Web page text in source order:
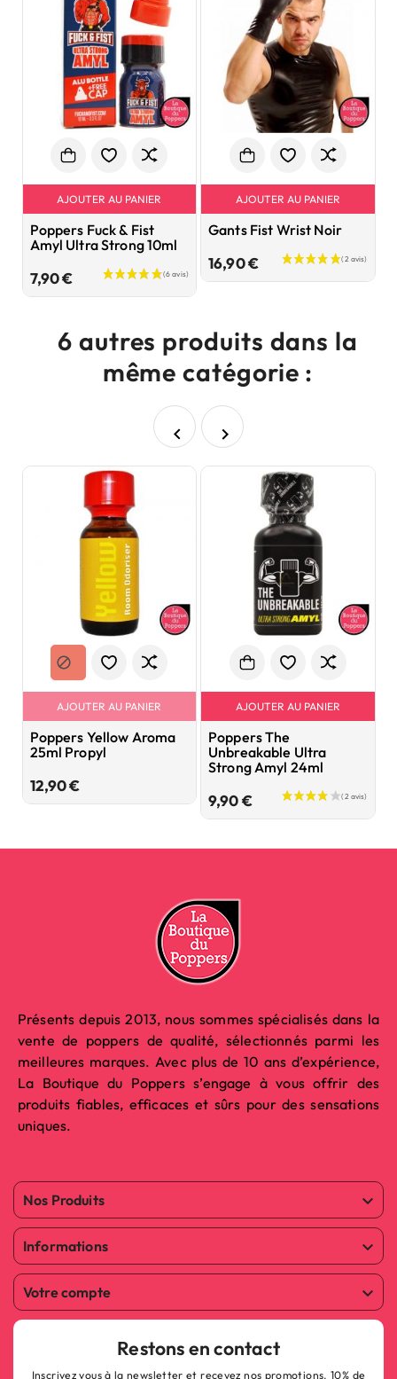
AJOUTER AU PANIER
Poppers Fuck & Fist
Amyl Ultra Strong 10ml
7,90 €Prix
AJOUTER AU PANIER
Gants Fist Wrist Noir
16,90 €Prix
6 autres produits dans la
même catégorie :
 
AJOUTER AU PANIER
Poppers Yellow Aroma
25ml Propyl
12,90 €Prix
AJOUTER AU PANIER
Poppers The
Unbreakable Ultra
Strong Amyl 24ml
9,90 €Prix
Présents depuis 2013, nous sommes spécialisés dans la
vente de poppers de qualité, sélectionnés parmi les
meilleures marques. Avec plus de 10 ans d’expérience,
La Boutique du Poppers s’engage à vous offrir des
produits fiables, efficaces et sûrs pour des sensations
uniques.
Nos Produits 
Informations 
Votre compte 
Restons en contact
Inscrivez vous à la newsletter et recevez nos promotions. 10% de